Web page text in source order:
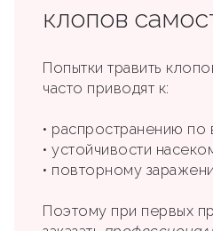
клопов
Попытки травить
часто приводят к:
• распространению по
• устойчивости
• повторному
Поэтому при первых